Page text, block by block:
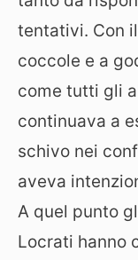
tentativi. Con
coccole e a
come tutti gli
continuava a
schivo nei
aveva
A quel punto
Locrati hanno